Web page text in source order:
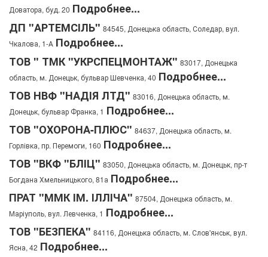
Доватора, буд. 20 Подробнее...
ДП "АРТЕМСІЛЬ" 84545, Донецька область, Соледар, вул.
Чкалова, 1-А Подробнее...
ТОВ " ТМК "УКРСПЕЦМОНТАЖ" 83017, Донецька
область, м. Донецьк, бульвар Шевченка, 40 Подробнее...
ТОВ НВФ "НАДІЯ ЛТД" 83016, Донецька область, м.
Донецьк, бульвар Франка, 1 Подробнее...
ТОВ "ОХОРОНА-ПЛЮС" 84637, Донецька область, м.
Горлівка, пр. Перемоги, 160 Подробнее...
ТОВ "ВКФ "БЛІЦ" 83050, Донецька область, м. Донецьк, пр-т
Богдана Хмельницького, 81а Подробнее...
ПРАТ "ММК ІМ. ІЛЛІЧА" 87504, Донецька область, м.
Маріуполь, вул. Левченка, 1 Подробнее...
ТОВ "БЕЗПЕКА" 84116, Донецька область, м. Слов'янськ, вул.
Ясна, 42 Подробнее...